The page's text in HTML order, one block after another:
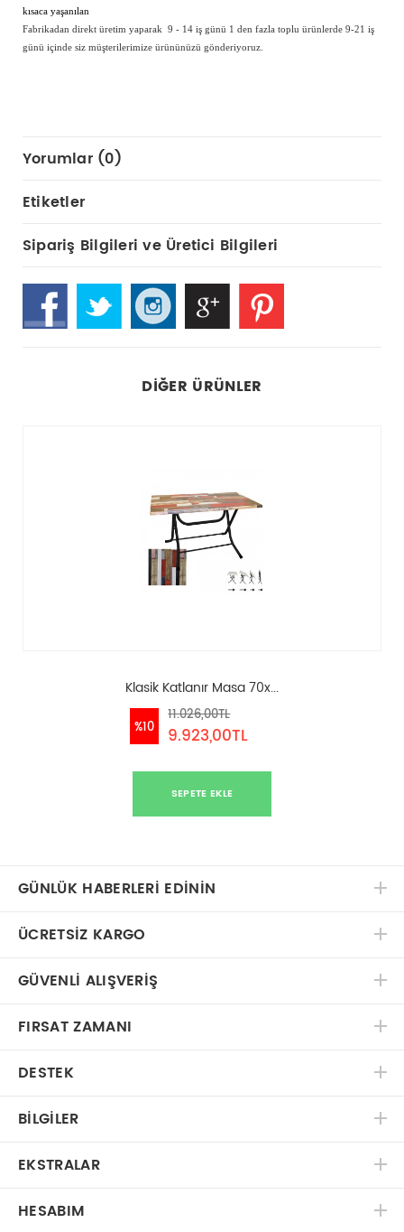
kısaca yaşanılan
Fabrikadan direkt üretim yaparak 9 - 14 iş günü 1 den fazla toplu ürünlerde 9-21 iş
günü içinde siz müşterilerimize ürününüzü gönderiyoruz.
Yorumlar (0)
Etiketler
Sipariş Bilgileri ve Üretici Bilgileri
DIĞER ÜRÜNLER
Klasik Katlanır Masa 70x...
%10
11.026,00TL
9.923,00TL
SEPETE EKLE
GÜNLÜK HABERLERİ EDİNİN
ÜCRETSIZ KARGO
GÜVENLI ALIŞVERIŞ
FIRSAT ZAMANI
DESTEK
BILGILER
EKSTRALAR
HESABIM